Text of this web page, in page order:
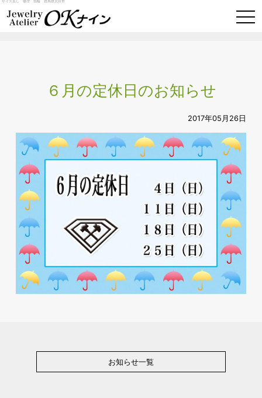
サイズ直し 修理 指輪 群馬県太田市
６月の定休日のお知らせ
2017年05月26日
お知らせ一覧